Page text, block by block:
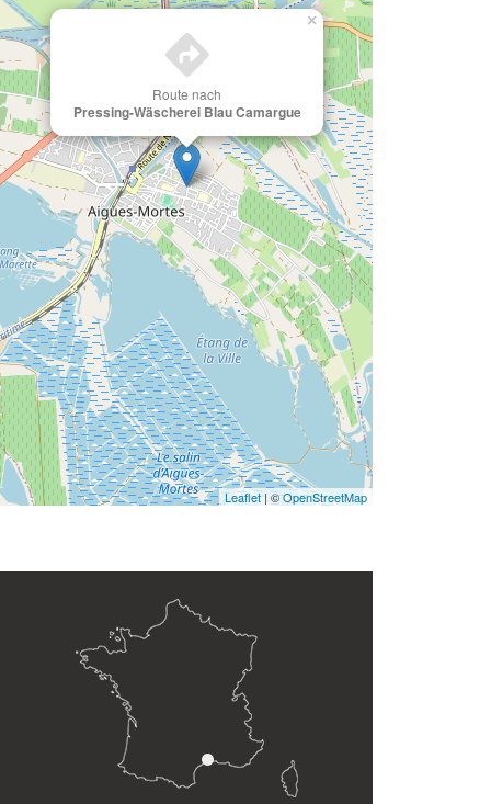
Route nach
Pressing-Wäscherei Blau Camargue
×
Leaflet| ©OpenStreetMap